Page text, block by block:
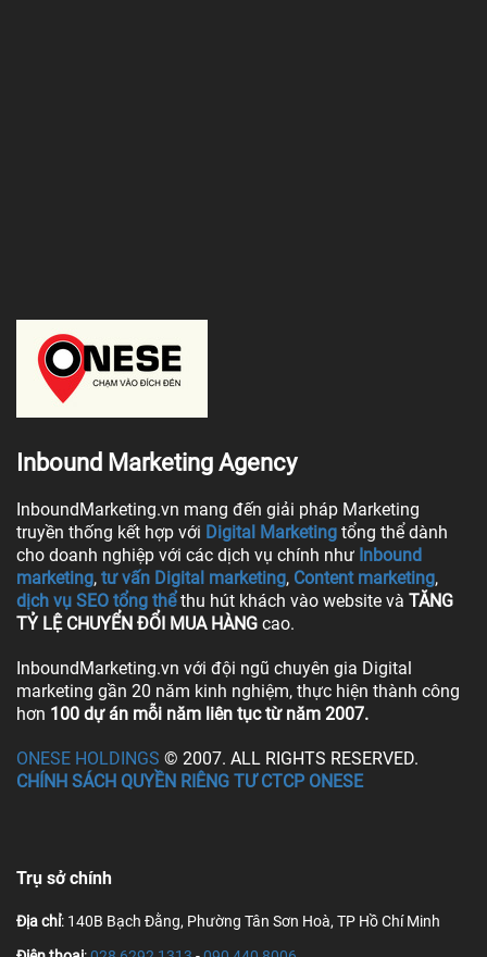
Inbound Marketing Agency
InboundMarketing.vn mang đến giải pháp Marketing
truyền thống kết hợp với Digital Marketing tổng thể dành
cho doanh nghiệp với các dịch vụ chính như Inbound
marketing, tư vấn Digital marketing, Content marketing,
dịch vụ SEO tổng thể thu hút khách vào website và TĂNG
TỶ LỆ CHUYỂN ĐỔI MUA HÀNG cao.
InboundMarketing.vn với đội ngũ chuyên gia Digital
marketing gần 20 năm kinh nghiệm, thực hiện thành công
hơn 100 dự án mỗi năm liên tục từ năm 2007.
ONESE HOLDINGS © 2007. ALL RIGHTS RESERVED.
CHÍNH SÁCH QUYỀN RIÊNG TƯ CTCP ONESE
Trụ sở chính
Địa chỉ: 140B Bạch Đằng, Phường Tân Sơn Hoà, TP Hồ Chí Minh